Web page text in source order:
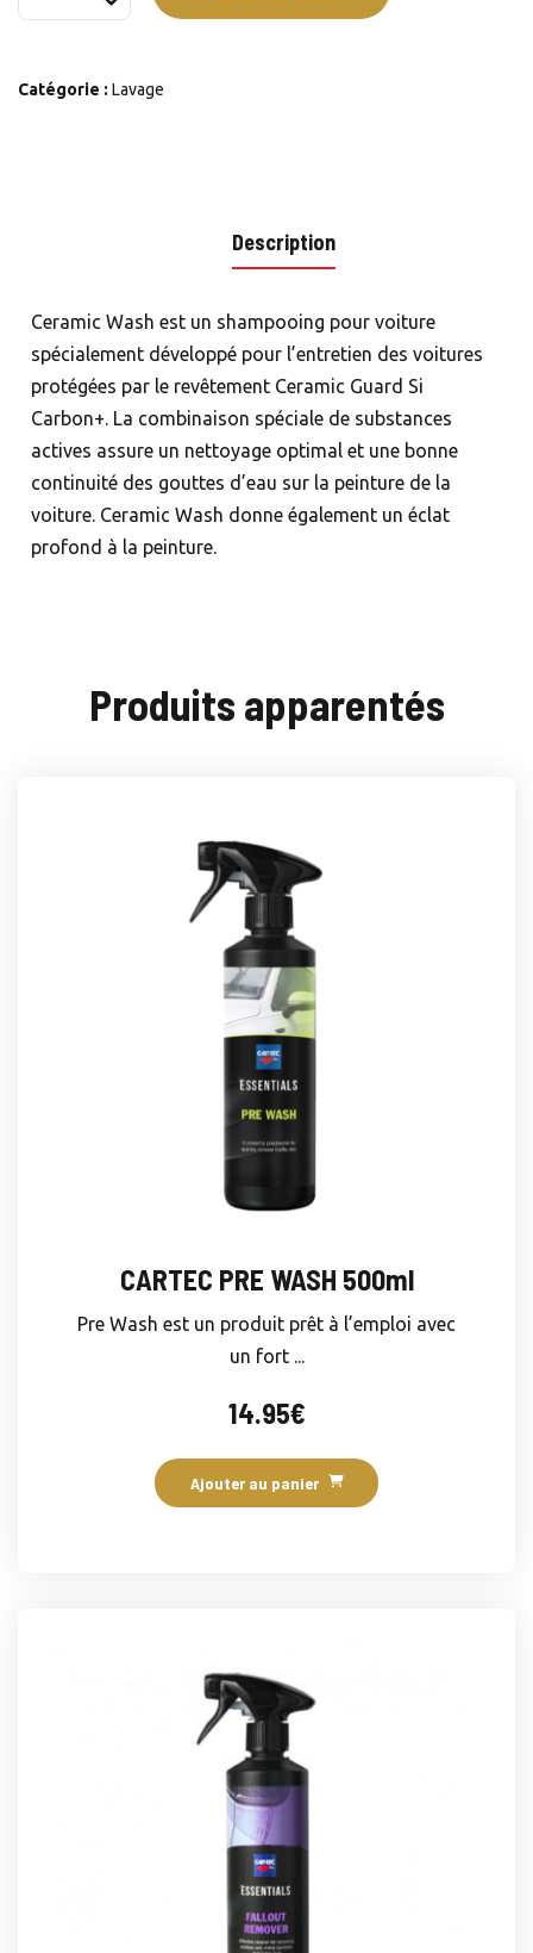
WASH
Catégorie : Lavage
Description
Ceramic Wash est un shampooing pour voiture
spécialement développé pour l’entretien des voitures
protégées par le revêtement Ceramic Guard Si
Carbon+. La combinaison spéciale de substances
actives assure un nettoyage optimal et une bonne
continuité des gouttes d’eau sur la peinture de la
voiture. Ceramic Wash donne également un éclat
profond à la peinture.
Produits apparentés
CARTEC PRE WASH 500ml
Pre Wash est un produit prêt à l’emploi avec
un fort ...
14.95€
Ajouter au panier